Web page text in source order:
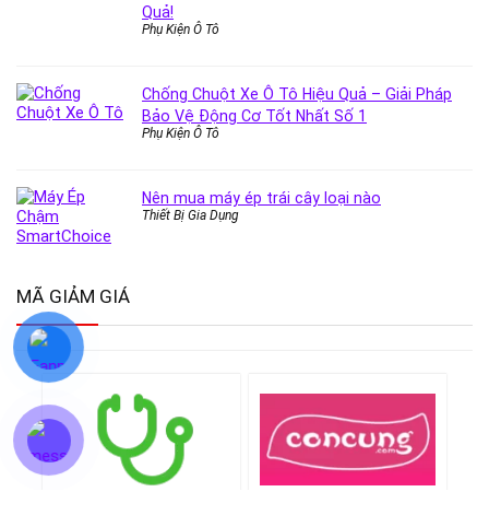
Quả!
Phụ Kiện Ô Tô
Chống Chuột Xe Ô Tô Hiệu Quả – Giải Pháp
Bảo Vệ Động Cơ Tốt Nhất Số 1
Phụ Kiện Ô Tô
Nên mua máy ép trái cây loại nào
Thiết Bị Gia Dụng
MÃ GIẢM GIÁ